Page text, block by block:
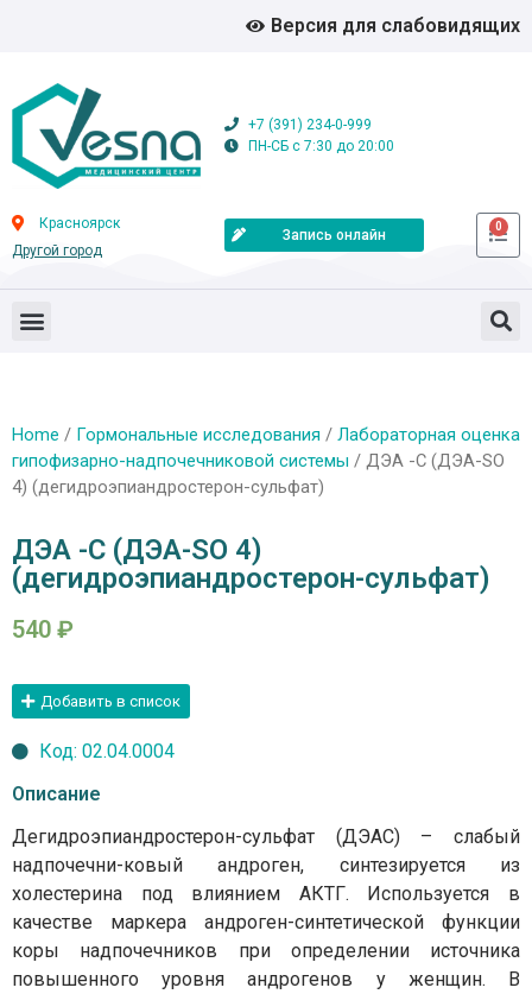
Версия для слабовидящих
+7 (391) 234-0-999
ПН-СБ с 7:30 до 20:00
Красноярск
Другой город
Запись онлайн
0
Home / Гормональные исследования / Лабораторная оценка
гипофизарно-надпочечниковой системы / ДЭА -С (ДЭА-SO
4) (дегидроэпиандростерон-сульфат)
ДЭА -С (ДЭА-SO 4)
(дегидроэпиандростерон-сульфат)
540 ₽
Добавить в список
Код: 02.04.0004
Описание
Дегидроэпиандростерон-сульфат (ДЭАС) – слабый
надпочечни-ковый андроген, синтезируется из
холестерина под влиянием АКТГ. Используется в
качестве маркера андроген-синтетической функции
коры надпочечников при определении источника
повышенного уровня андрогенов у женщин. В